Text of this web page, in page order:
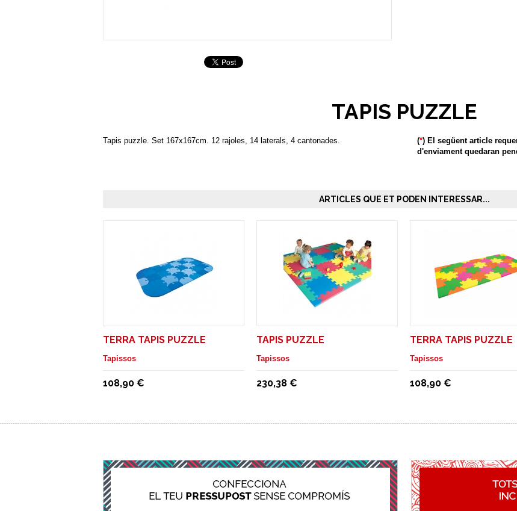
TAPIS PUZZLE
Tapis puzzle. Set 167x167cm. 12 rajoles, 14 laterals, 4 cantonades. (*) El següent article
d'enviament quedaran
ARTICLES QUE ET PODEN INTERESSAR...
TERRA TAPIS PUZZLE
Tapissos
108,90 €
TAPIS PUZZLE
Tapissos
230,38 €
TERRA TAPIS PUZZLE
Tapissos
108,90 €